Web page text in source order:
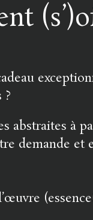
?
abstraites à
demande et